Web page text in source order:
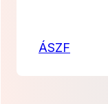
ÁSZF